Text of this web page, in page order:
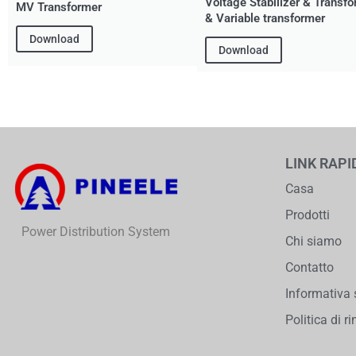
MV Transformer
Download
& Variable transformer
Download
Power Distribution System
LINK
Casa
Prodotti
Chi siamo
Contatto
Informativa
Politica di